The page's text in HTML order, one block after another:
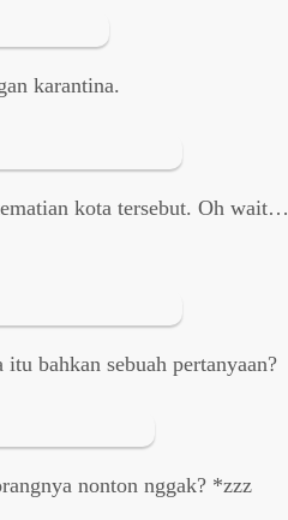
karantina.
kota tersebut. Oh wait…
bahkan sebuah pertanyaan?
nonton nggak? *zzz